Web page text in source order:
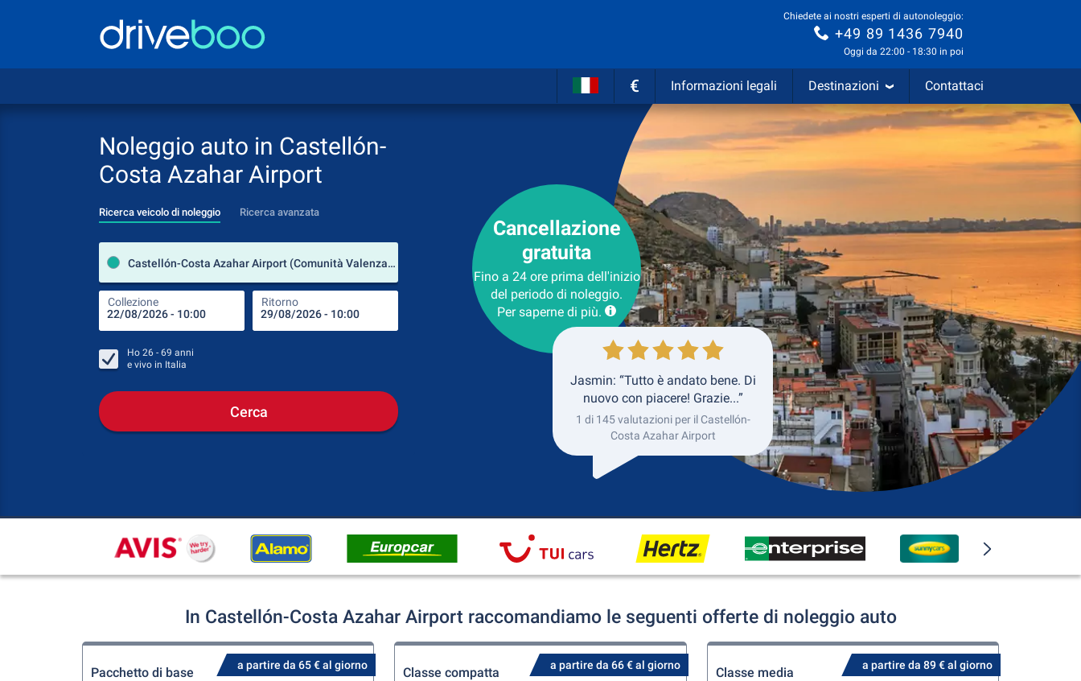
Chiedete ai nostri esperti di autonoleggio:
+49 89 1436 7940
Oggi da 22:00 - 18:30 in poi
€ Informazioni legali Destinazioni Contattaci
Noleggio auto in Castellón-
Costa Azahar Airport
Ricerca veicolo di noleggio Ricerca avanzata
Castellón-Costa Azahar Airport (Comunità Valenzana / Spagna)
Collezione Ritorno
Luogo del noleggio
Luogo di ritorno
Ho 26 - 69 anni
e vivo in Italia
Cerca
Cancellazione
gratuita
Fino a 24 ore prima dell'inizio
del periodo di noleggio.
Per saperne di più.
Jasmin: “Tutto è andato bene. Di
nuovo con piacere! Grazie...”
1 di 145 valutazioni per il Castellón-
Costa Azahar Airport
In Castellón-Costa Azahar Airport raccomandiamo le seguenti offerte di noleggio auto
a partire da 65 € al giorno
Pacchetto di base a partire da 66 € al giorno
Classe compatta a partire da 89 € al giorno
Classe media